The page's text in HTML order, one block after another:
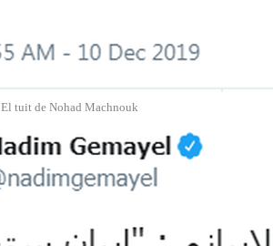
El tuit de Nohad Machnouk